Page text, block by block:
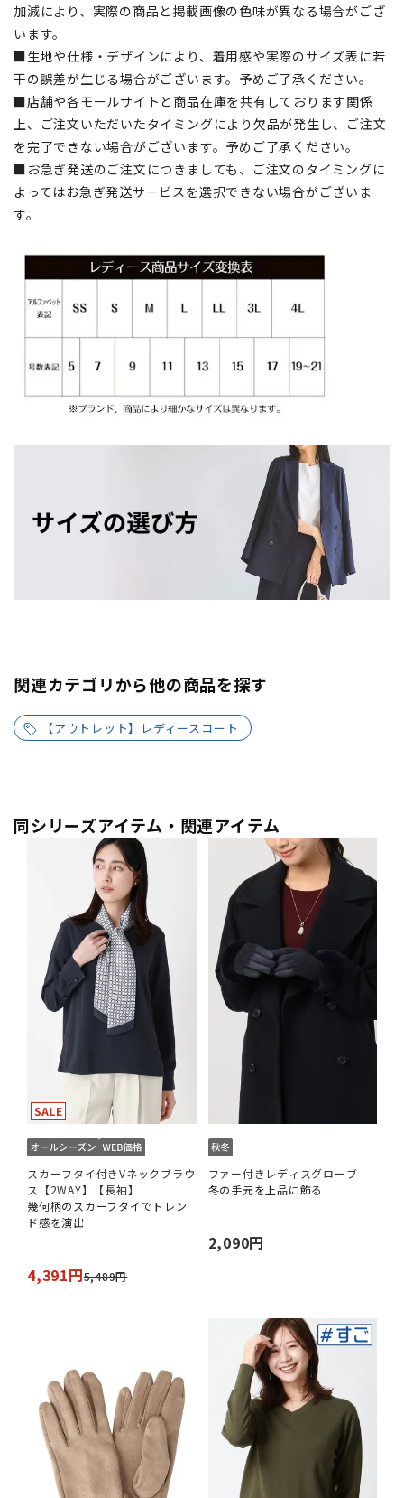
加減により、実際の商品と掲載画像の色味が異なる場合がござ
います。
■生地や仕様・デザインにより、着用感や実際のサイズ表に若
干の誤差が生じる場合がございます。予めご了承ください。
■店舗や各モールサイトと商品在庫を共有しております関係
上、ご注文いただいたタイミングにより欠品が発生し、ご注文
を完了できない場合がございます。予めご了承ください。
■お急ぎ発送のご注文につきましても、ご注文のタイミングに
よってはお急ぎ発送サービスを選択できない場合がございま
す。
関連カテゴリから他の商品を探す
【アウトレット】レディースコート
同シリーズアイテム・関連アイテム
スカーフタイ付きVネックブラウ
ス【2WAY】【長袖】
幾何柄のスカーフタイでトレン
ド感を演出
4,391円5,489円
ファー付きレディスグローブ
冬の手元を上品に飾る
2,090円